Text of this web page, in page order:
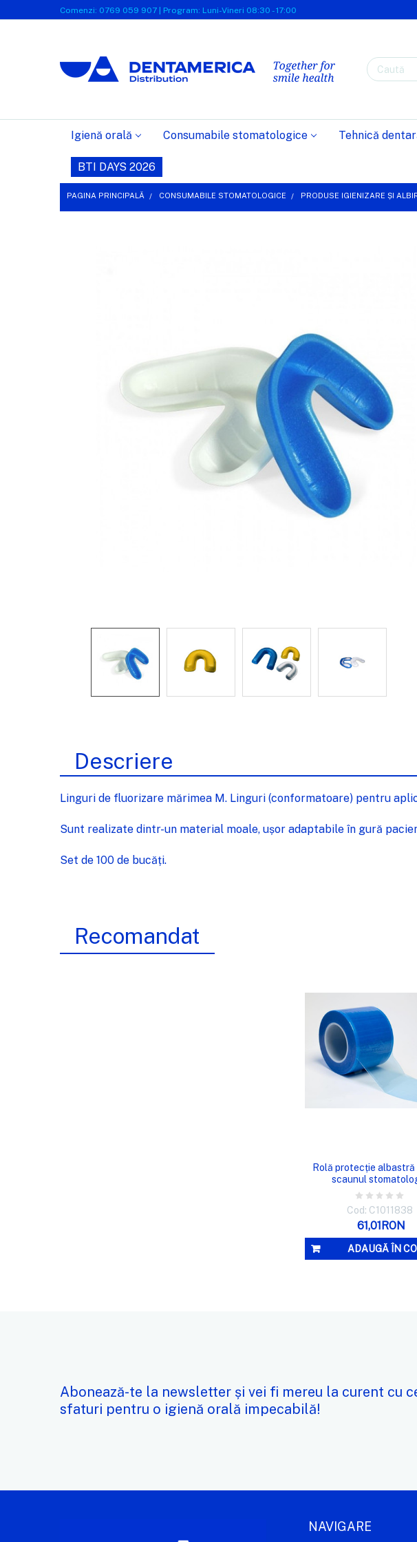
Comenzi: 0769 059 907 | Program: Luni-Vineri 08:30 - 17:00
Caută
Igienă orală Consumabile stomatologice Tehnică
BTI DAYS 2026
PAGINA PRINCIPALĂ CONSUMABILE STOMATOLOGICE PRODUSE IGIENIZARE ȘI
Descriere
Linguri de fluorizare mărimea M. Linguri (conformatoare) pentru
Sunt realizate dintr-un material moale, ușor adaptabile în gură
Set de 100 de bucăți.
Recomandat
VIZUALIZARE
Rolă protecție
scaunul
Cod: C1011838
61,01RON
ADAUGĂ ÎN
Abonează-te la newsletter și vei fi mereu la curent cu
sfaturi pentru o igienă orală impecabilă!
NAVIGARE